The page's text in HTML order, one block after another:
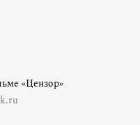
«Цензор»